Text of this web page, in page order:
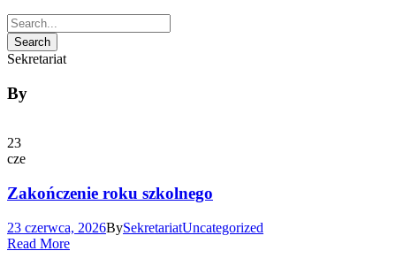
Sekretariat
By
23
cze
Zakończenie roku szkolnego
23 czerwca, 2026BySekretariatUncategorized
Read More